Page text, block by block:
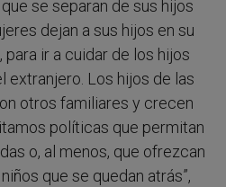
se separan de sus hijos
dejan a sus hijos en su
ir a cuidar de los hijos
extranjero. Los hijos de las
otros familiares y crecen
políticas que permitan
o, al menos, que ofrezcan
que se quedan atrás”,